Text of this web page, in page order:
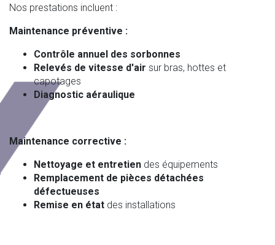
Nos prestations incluent :
Maintenance préventive :
Contrôle annuel des sorbonnes
Relevés de vitesse d'air sur bras, hottes et
capotages
Diagnostic aéraulique
Maintenance corrective :
Nettoyage et entretien des équipements
Remplacement de pièces détachées
défectueuses
Remise en état des installations